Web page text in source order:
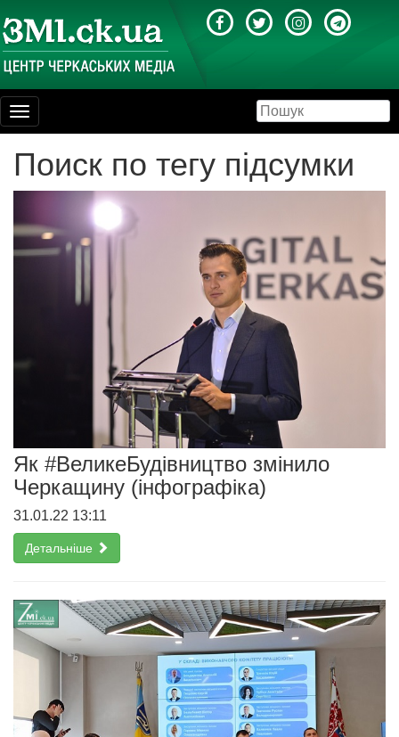
Toggle
navigation
Поиск по тегу підсумки
Як #ВеликеБудівництво змінило
Черкащину (інфографіка)
31.01.22 13:11
Детальніше